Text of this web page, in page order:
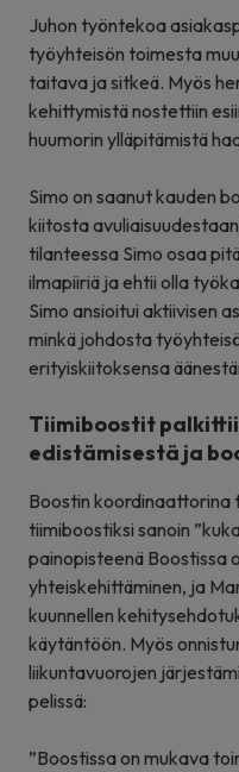
Juhon työntekoa
työyhteisön toimesta
taitava ja sitkeä. Myös
kehittymistä nostettiin
huumorin ylläpitämistä
Simo on saanut kauden
kiitosta
tilanteessa Simo osaa
ilmapiiriä ja ehtii olla
Simo ansioitui aktiivisen
minkä johdosta
erityiskiitoksensa
Tiimiboostit
edistämisestä ja
Boostin koordinaattorina
tiimiboostiksi sanoin
painopisteenä Boostissa
yhteiskehittäminen, ja
kuunnellen
käytäntöön. Myös
liikuntavuorojen
pelissä:
”Boostissa on mukava